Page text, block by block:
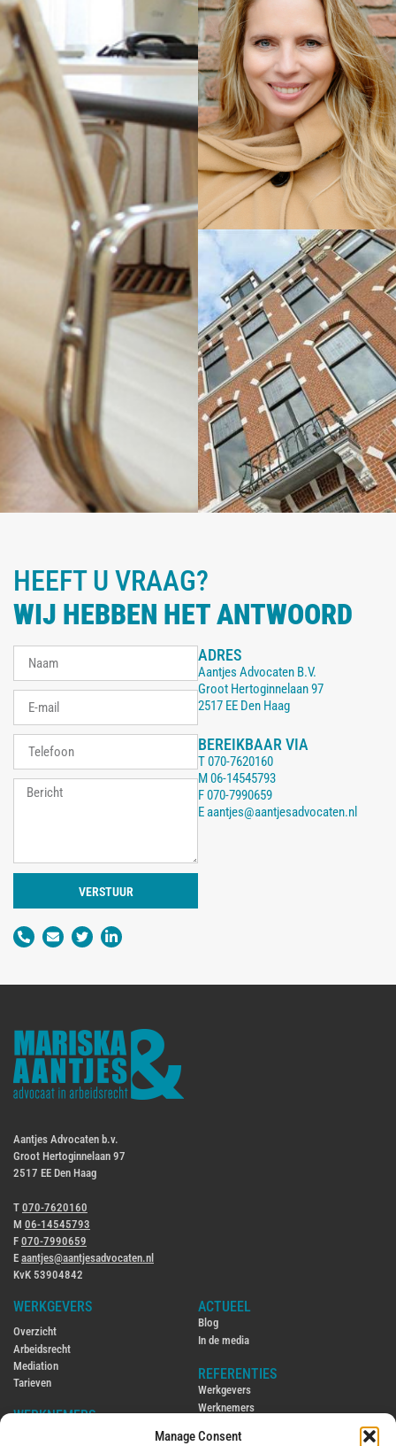
Manage Consent
HEEFT U VRAAG?
WIJ HEBBEN HET ANTWOORD
VERSTUUR
ADRES
Aantjes Advocaten B.V.
Groot Hertoginnelaan 97
2517 EE Den Haag
BEREIKBAAR VIA
T070-7620160
M06-14545793
F070-7990659
Eaantjes@aantjesadvocaten.nl
Aantjes Advocaten b.v.
Groot Hertoginnelaan 97
2517 EE Den Haag
T 070-7620160
M 06-14545793
F 070-7990659
E aantjes@aantjesadvocaten.nl
KvK 53904842
WERKGEVERS
Overzicht
Arbeidsrecht
Mediation
Tarieven
WERKNEMERS
ACTUEEL
Blog
In de media
REFERENTIES
Werkgevers
Werknemers
CONTACT